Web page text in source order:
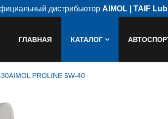
дистрибьютор AIMOL | TAIF
ГЛАВНАЯ КАТАЛОГ
AIMOL PROLINE 5W-40